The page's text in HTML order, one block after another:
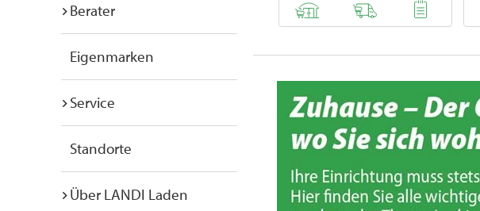
Berater
Eigenmarken
Service
Standorte
Über LANDI Laden